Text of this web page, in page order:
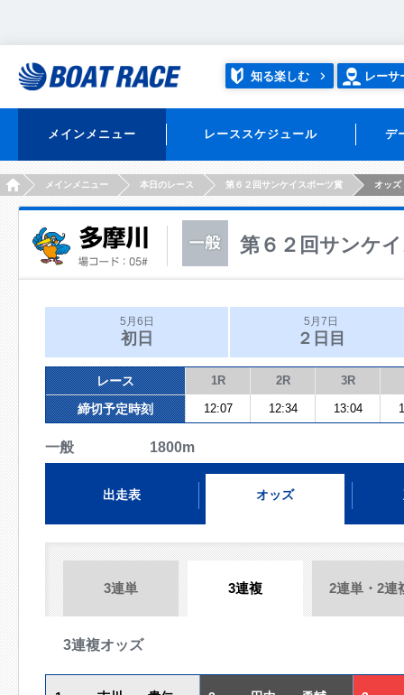
知る楽しむ レーサ
メインメニュー レーススケジュール デ
HOMEメインメニュー 本日のレース 第６２回サンケイスポーツ賞 オッズ
第６２回サンケ
5月6日
初日
5月7日
２日目
レース 1R 2R 3R
締切予定時刻 12:07 12:34 13:04
一般 1800m
出走表 オッズ
3連単 3連複 2連単・2連
3連複オッズ